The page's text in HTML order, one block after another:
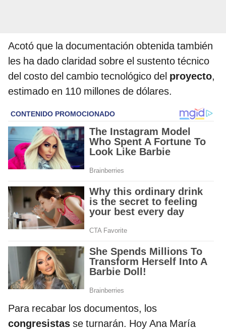
Acotó que la documentación obtenida también
les ha dado claridad sobre el sustento técnico
del costo del cambio tecnológico del proyecto,
estimado en 110 millones de dólares.
Para recabar los documentos, los
congresistas se turnarán. Hoy Ana María